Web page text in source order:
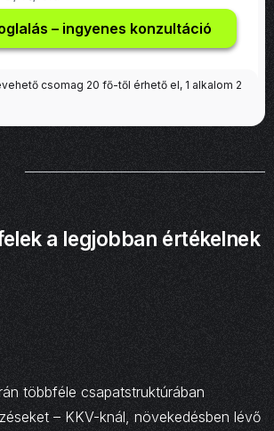
– ingyenes konzultáció
csomag 20 fő-től érhető el, 1 alkalom 2
a legjobban értékelnek
többféle csapatstruktúrában
– KKV-knál, növekedésben lévő